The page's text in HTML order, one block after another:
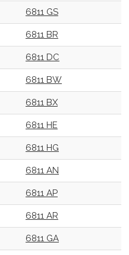
6811 GS
6811 BR
6811 DC
6811 BW
6811 BX
6811 HE
6811 HG
6811 AN
6811 AP
6811 AR
6811 GA